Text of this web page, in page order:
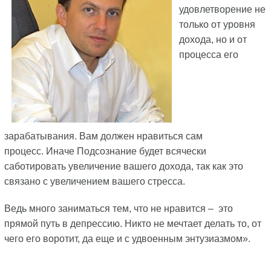
удовлетворение не
только от уровня
дохода, но и от
процесса его
зарабатывания. Вам должен нравиться сам
процесс. Иначе Подсознание будет всячески
саботировать увеличение вашего дохода, так как это
связано с увеличением вашего стресса.
Ведь много заниматься тем, что не нравится – это
прямой путь в депрессию. Никто не мечтает делать то, от
чего его воротит, да еще и с удвоенным энтузиазмом».